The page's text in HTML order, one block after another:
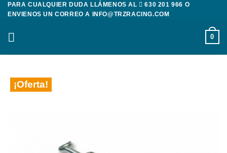
Saltar
contenido
PARA CUALQUIER DUDA LLÁMENOS AL 630 201 966 O
ENVIENOS UN CORREO A
INFO@TRZRACING.COM
0
¡Oferta!